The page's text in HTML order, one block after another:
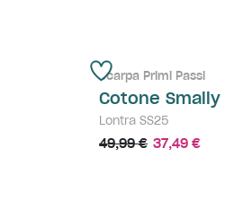
Scarpa Primi Passi
Cotone Smally
Lontra SS25
49,99 € 37,49 €